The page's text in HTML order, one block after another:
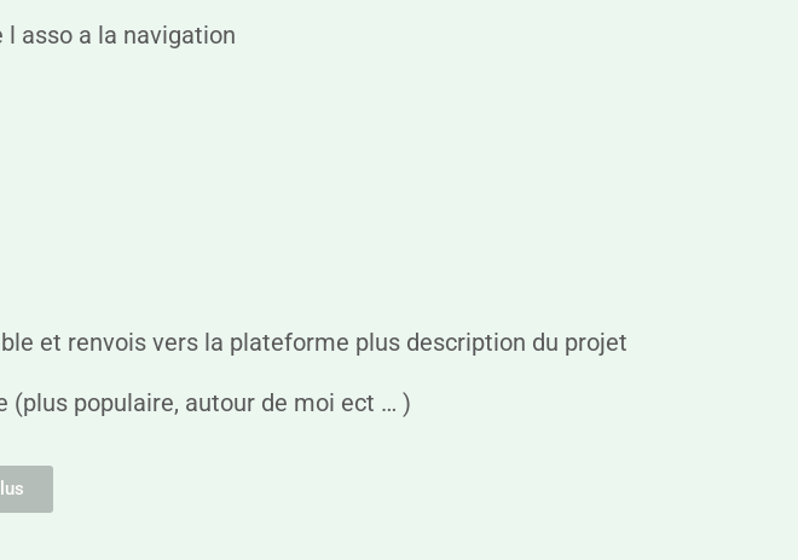
asso a la navigation
et renvois vers la plateforme plus description du projet
(plus populaire, autour de moi ect … )